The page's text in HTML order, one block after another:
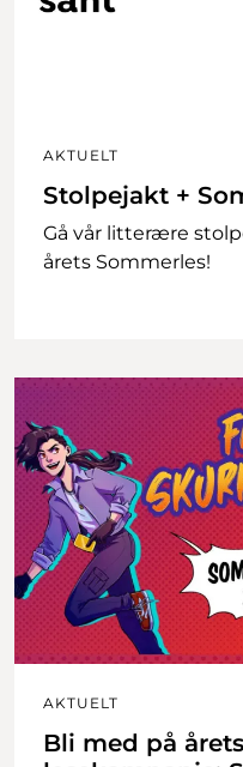
AKTUELT
Stolpejakt +
Gå vår litterære
årets Sommerles!
AKTUELT
Bli med på